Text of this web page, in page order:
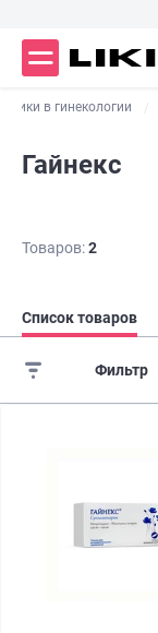
в гинекологии
Гайнекс
Товаров:2
Список товаров
Фильтр